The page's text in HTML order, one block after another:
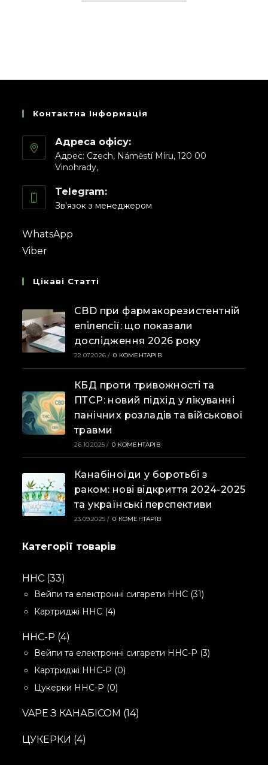
Контактна Інформація
Адреса офісу:
Адрес: Czech, Náměstí Míru, 120 00
Vinohrady,
Telegram:
Зв'язок з менеджером
WhatsApp
Viber
Цікаві Статті
CBD при фармакорезистентній
епілепсії: що показали
дослідження 2026 року
22.07.2026 / 0 КОМЕНТАРІВ
КБД проти тривожності та
ПТСР: новий підхід у лікуванні
панічних розладів та військової
травми
26.10.2025 / 0 КОМЕНТАРІВ
Канабіноїди у боротьбі з
раком: нові відкриття 2024-2025
та українські перспективи
23.09.2025 / 0 КОМЕНТАРІВ
Категорії товарів
HHC 3333
ТОВАРИ
Вейпи та електронні сигарети HHC 3131
Картриджі HHC 44
HHC-P 44
ТОВАРИ
Вейпи та електронні сигарети HHC-P 33
Картриджі HHC-P 00
Цукерки HHC-P 00
VAPE З КАНАБІСОМ 1414
ЦУКЕРКИ 44